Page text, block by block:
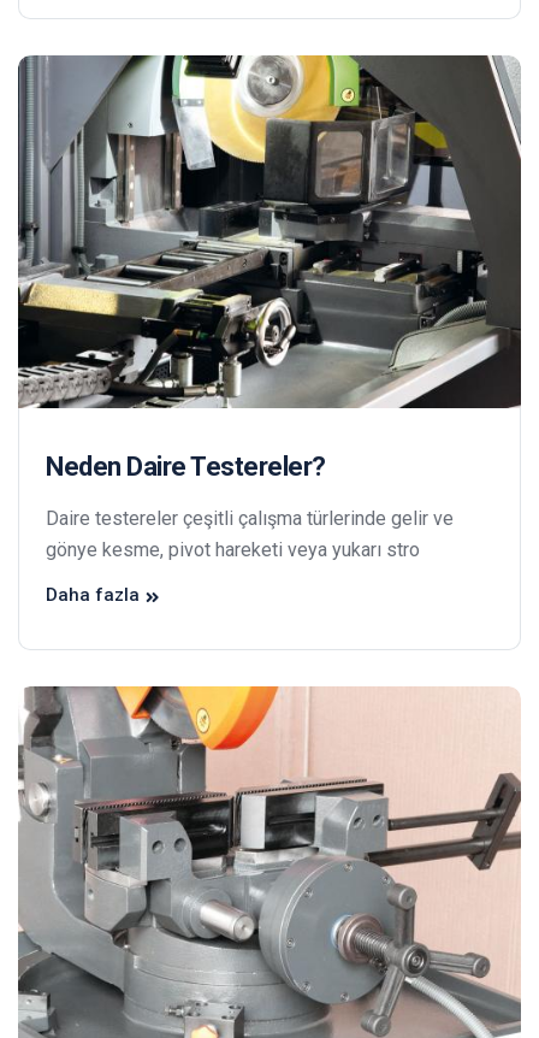
Neden Daire Testereler?
Daire testereler çeşitli çalışma türlerinde gelir ve
gönye kesme, pivot hareketi veya yukarı stro
Daha fazla